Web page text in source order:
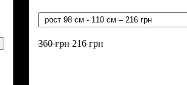
360грн 216грн